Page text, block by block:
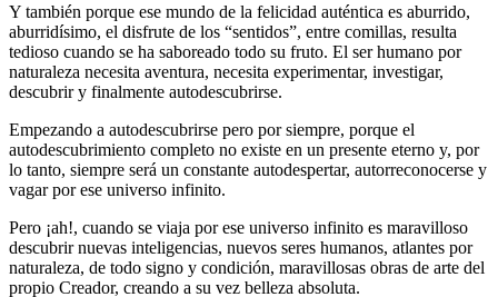
Y también porque ese mundo de la felicidad auténtica es aburrido,
aburridísimo, el disfrute de los “sentidos”, entre comillas, resulta
tedioso cuando se ha saboreado todo su fruto. El ser humano por
naturaleza necesita aventura, necesita experimentar, investigar,
descubrir y finalmente autodescubrirse.
Empezando a autodescubrirse pero por siempre, porque el
autodescubrimiento completo no existe en un presente eterno y, por
lo tanto, siempre será un constante autodespertar, autorreconocerse y
vagar por ese universo infinito.
Pero ¡ah!, cuando se viaja por ese universo infinito es maravilloso
descubrir nuevas inteligencias, nuevos seres humanos, atlantes por
naturaleza, de todo signo y condición, maravillosas obras de arte del
propio Creador, creando a su vez belleza absoluta.